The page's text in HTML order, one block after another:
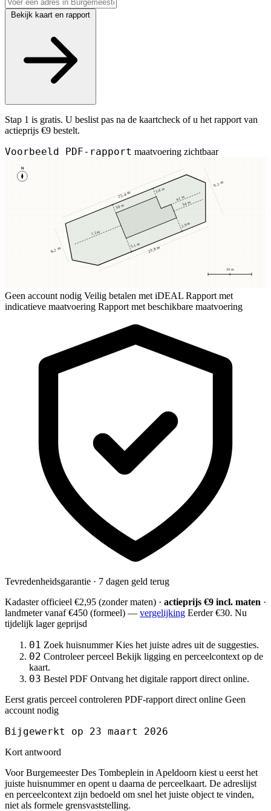
Bekijk kaart en rapport
Stap 1 is gratis. U beslist pas na de kaartcheck of u het rapport van
actieprijs €9 bestelt.
Voorbeeld PDF-rapport maatvoering zichtbaar
N
10 m
3,8 m
3,8 m
5,1 m
2,9 m
7,2 m
3,4 m
4,1 m
25,4 m
23,8 m
8,2 m
9,1 m
Geen account nodig Veilig betalen met iDEAL Rapport met
indicatieve maatvoering Rapport met beschikbare maatvoering
Tevredenheidsgarantie · 7 dagen geld terug
Kadaster officieel €2,95 (zonder maten) · actieprijs €9 incl. maten ·
landmetervanaf €450 (formeel) — vergelijking Eerder €30. Nu
tijdelijk lager geprijsd
01 Zoek huisnummer Kies het juiste adres uit de suggesties.
02 Controleer perceel Bekijk ligging en perceelcontext op de
kaart.
03 Bestel PDF Ontvang het digitale rapport direct online.
Eerst gratis perceel controleren PDF-rapport direct online Geen
account nodig
Bijgewerkt op 23 maart 2026
Kort antwoord
Voor Burgemeester Des Tombeplein in Apeldoorn kiest u eerst het
juiste huisnummer en opent u daarna de perceelkaart. De adreslijst
en perceelcontext zijn bedoeld om snel het juiste object te vinden,
niet als formele grensvaststelling.